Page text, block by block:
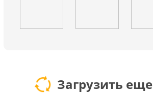
Загрузить еще